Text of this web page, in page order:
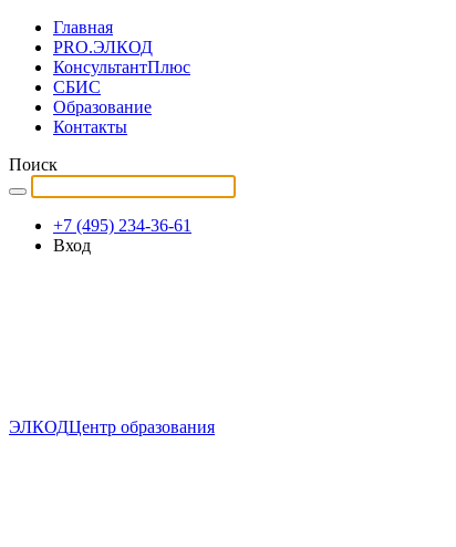
Главная
PRO.ЭЛКОД
КонсультантПлюс
СБИС
Образование
Контакты
Поиск
+7 (495) 234-36-61
Вход
ЭЛКОДЦентр образования